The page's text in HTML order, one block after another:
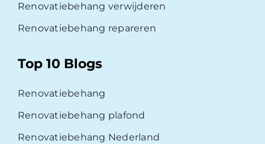
Renovatiebehang verwijderen
Renovatiebehang repareren
Top 10 Blogs
Renovatiebehang
Renovatiebehang plafond
Renovatiebehang Nederland